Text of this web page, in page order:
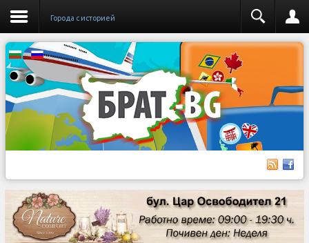
Города с историей